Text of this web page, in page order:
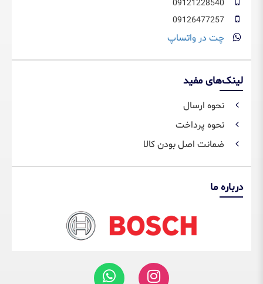
چت در واتساپ
لینک‌های مفید
نحوه ارسال
نحوه پرداخت
ضمانت اصل بودن کالا
درباره ما